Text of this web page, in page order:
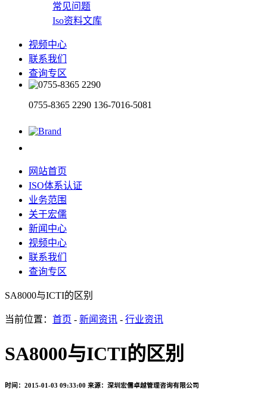
常见问题
Iso资料文库
视频中心
联系我们
查询专区
0755-8365 2290 136-7016-5081
网站首页
ISO体系认证
业务范围
关于宏儒
新闻中心
视频中心
联系我们
查询专区
SA8000与ICTI的区别
当前位置： 首页 - 新闻资讯 - 行业资讯
SA8000与ICTI的区别
时间：2015-01-03 09:33:00 来源：深圳宏儒卓越管理咨询有限公司